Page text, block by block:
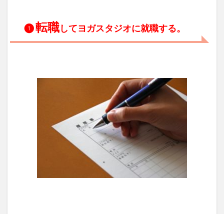
❶転職してヨガスタジオに就職する。